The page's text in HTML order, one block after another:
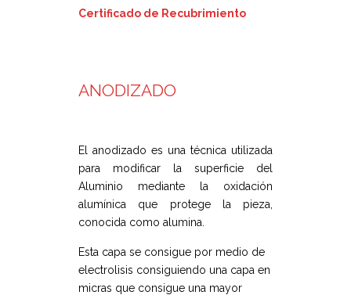
Certificado de Recubrimiento
ANODIZADO
El anodizado es una técnica utilizada
para modificar la superficie del
Aluminio mediante la oxidación
alumínica que protege la pieza,
conocida como alumina.
Esta capa se consigue por medio de
electrolisis consiguiendo una capa en
micras que consigue una mayor